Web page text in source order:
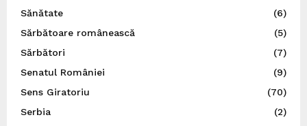
Sănătate
(6)
Sărbătoare românească
(5)
Sărbători
(7)
Senatul României
(9)
Sens Giratoriu
(70)
Serbia
(2)